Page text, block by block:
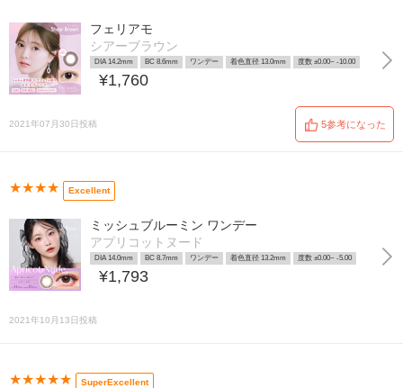
フェリアモ
シアーブラウン
DIA 14.2mm BC 8.6mm ワンデー 着色直径 13.0mm 度数 ±0.00~ -10.00
¥1,760
2021年07月30日投稿 5参考になった
★★★★ Excellent
ミッシュブルーミン ワンデー
アプリコットヌード
DIA 14.0mm BC 8.7mm ワンデー 着色直径 13.2mm 度数 ±0.00~ -5.00
¥1,793
2021年10月13日投稿
★★★★★ SuperExcellent